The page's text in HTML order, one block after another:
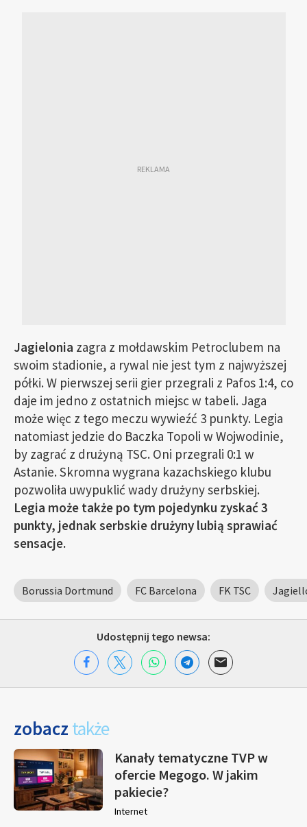
Jagielonia zagra z mołdawskim Petroclubem na
swoim stadionie, a rywal nie jest tym z najwyższej
półki. W pierwszej serii gier przegrali z Pafos 1:4, co
daje im jedno z ostatnich miejsc w tabeli. Jaga
może więc z tego meczu wywieźć 3 punkty. Legia
natomiast jedzie do Baczka Topoli w Wojwodinie,
by zagrać z drużyną TSC. Oni przegrali 0:1 w
Astanie. Skromna wygrana kazachskiego klubu
pozwoliła uwypuklić wady drużyny serbskiej.
Legia może także po tym pojedynku zyskać 3
punkty, jednak serbskie drużyny lubią sprawiać
sensacje.
Borussia Dortmund FC Barcelona FK TSC
Udostępnij tego newsa:
zobacz także
Kanały tematyczne TVP w
ofercie Megogo. W jakim
pakiecie?
Internet